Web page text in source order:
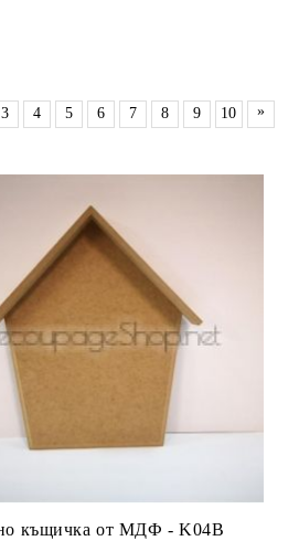
3 4 5 6 7 8 9 10 »
къщичка от МДФ - K04B